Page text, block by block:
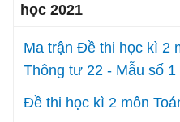
học 2021
Ma trận Đề thi học kì 2
Thông tư 22 - Mẫu số 1
Đề thi học kì 2 môn